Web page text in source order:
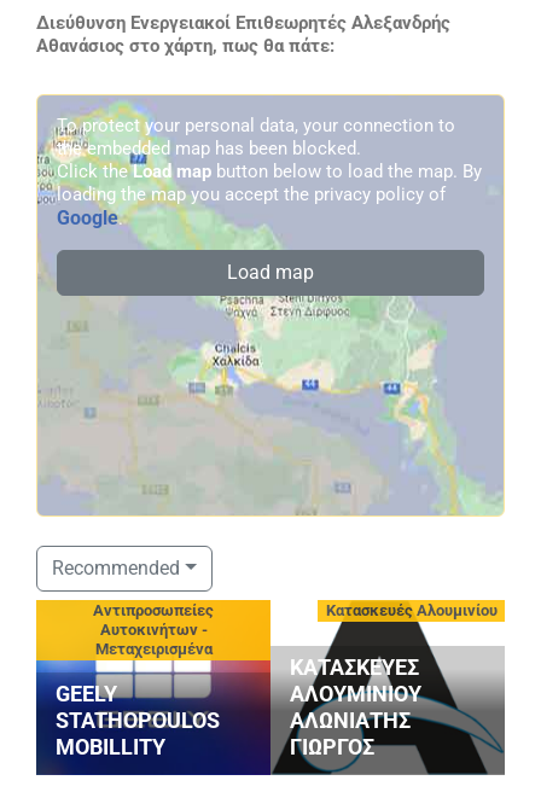
Διεύθυνση Ενεργειακοί Επιθεωρητές Αλεξανδρής
Αθανάσιος στο χάρτη, πως θα πάτε:
To protect your personal data, your connection to
the embedded map has been blocked.
Click theLoad map button below to load the map. By
loading the map you accept the privacy policy of
Google.
Load map
Recommended
Αντιπροσωπείες
Αυτοκινήτων -
Μεταχειρισμένα
GEELY
STATHOPOULOS
MOBILLITY
Κατασκευές Αλουμινίου
ΚΑΤΑΣΚΕΥΕΣ
ΑΛΟΥΜΙΝΙΟΥ
ΑΛΩΝΙΑΤΗΣ
ΓΙΩΡΓΟΣ